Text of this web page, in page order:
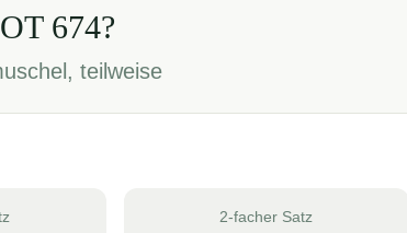
674?
teilweise
2-facher Satz